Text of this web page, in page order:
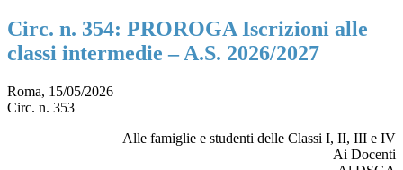
Circ. n. 354: PROROGA Iscrizioni alle
classi intermedie – A.S. 2026/2027
Roma, 15/05/2026
Circ. n. 353
Alle famiglie e studenti delle Classi I, II, III e IV
Ai Docenti